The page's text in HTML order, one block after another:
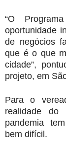
“O
oportunidade
de negócios
que é o que
cidade”,
projeto, em
Para o
realidade do
pandemia
bem difícil.